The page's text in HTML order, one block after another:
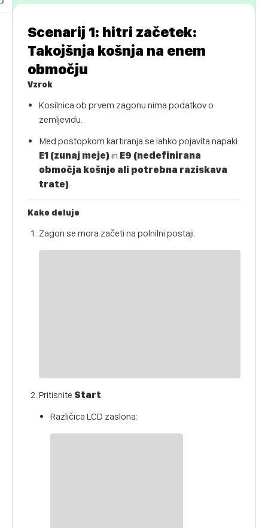
Scenarij 1: hitri začetek:
Takojšnja košnja na enem
območju
Vzrok
Kosilnica ob prvem zagonu nima podatkov o
zemljevidu.
Med postopkom kartiranja se lahko pojavita napaki
E1 (zunaj meje)in E9 (nedefinirana
območja košnje ali potrebna raziskava
trate).
Kako deluje
Zagon se mora začeti na polnilni postaji.
Pritisnite Start.
Različica LCD zaslona: